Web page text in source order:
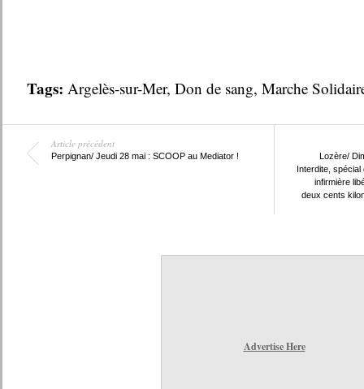
Tags: Argelès-sur-Mer, Don de sang, Marche
Article précédent
Perpignan/ Jeudi 28 mai : SCOOP au Mediator !
Lozère/
Interdite,
infirmière
deux cents
Advertise Here